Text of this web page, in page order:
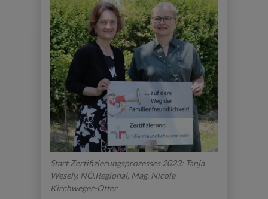
Start Zertifizierungsprozesses 2023: Tanja
Wesely, NÖ.Regional, Mag. Nicole
Kirchweger-Otter